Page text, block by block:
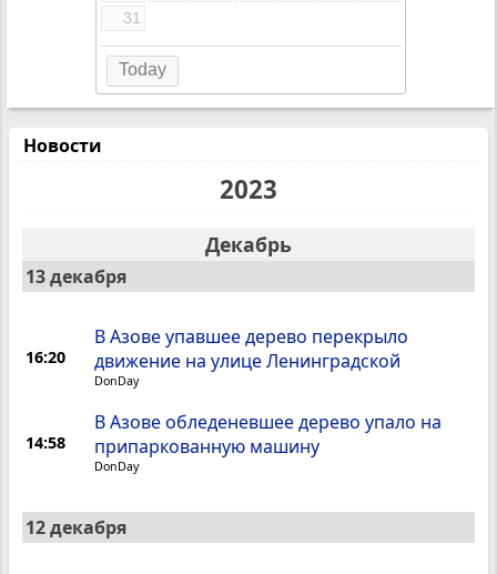
Новости
2023
Декабрь
13 декабря
16:20
В Азове упавшее дерево перекрыло
движение на улице Ленинградской
DonDay
14:58
В Азове обледеневшее дерево упало на
припаркованную машину
DonDay
12 декабря
31
Today